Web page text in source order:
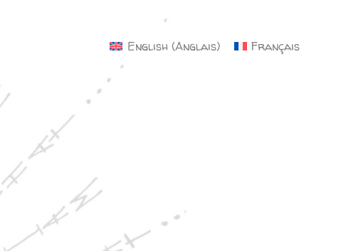
English(Anglais) Français